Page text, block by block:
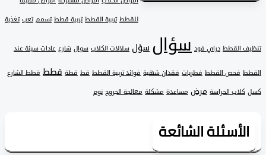
تربية القطط تربية قطط تسمم تعب تغذية
القطط دراي فود سؤالسؤل سلالات الكلاب سوال شارع عادات سيئة عند
فحص القطط فطريات فقدان شهية فوائد تربية القطط قط قطة قطط قطط الشارع
الحراسة مرض مساعدة مشكلة معالجة الجروح نوم
الشائعة